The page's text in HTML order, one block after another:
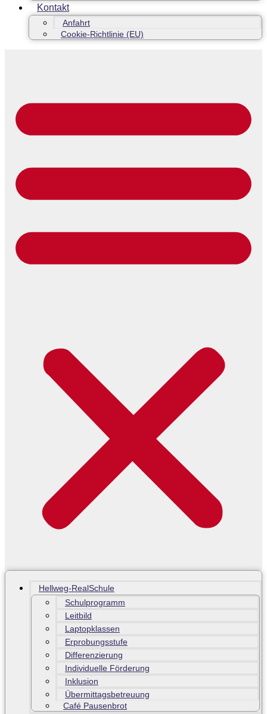
Kontakt
Anfahrt
Cookie-Richtlinie (EU)
Hellweg-RealSchule
Schulprogramm
Leitbild
Laptopklassen
Erprobungsstufe
Differenzierung
Individuelle Förderung
Inklusion
Übermittagsbetreuung
Café Pausenbrot